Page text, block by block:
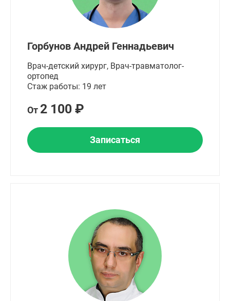
Горбунов Андрей Геннадьевич
Врач-детский хирург, Врач-травматолог-
ортопед
Стаж работы: 19 лет
От 2 100 ₽
Записаться